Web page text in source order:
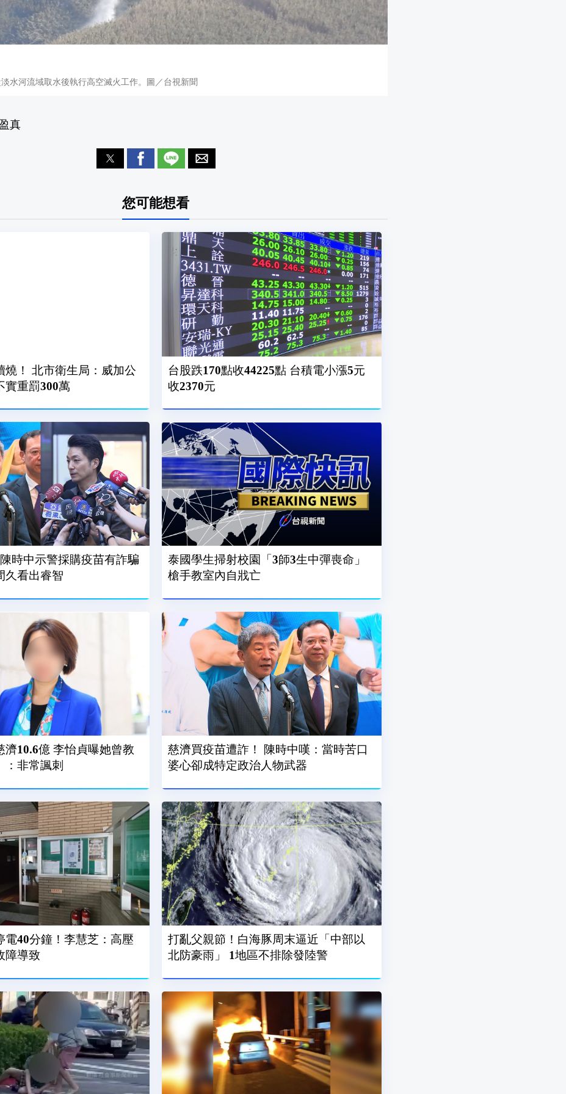
水河流域取水後執行高空滅火工作。圖／台視新聞
真
您可能想看
燒！ 北市衛生局：威加公
實重罰300萬
台股跌170點收44225點 台積電小漲5元
收2370元
時中示警採購疫苗有詐騙
久看出睿智
泰國學生掃射校園「3師3生中彈喪命」
槍手教室內自戕亡
濟10.6億 李怡貞曝她曾教
：非常諷刺
慈濟買疫苗遭詐！ 陳時中嘆：當時苦口
婆心卻成特定政治人物武器
電40分鐘！李慧芝：高壓
障導致
打亂父親節！白海豚周末逼近「中部以
北防豪雨」 1地區不排除發陸警